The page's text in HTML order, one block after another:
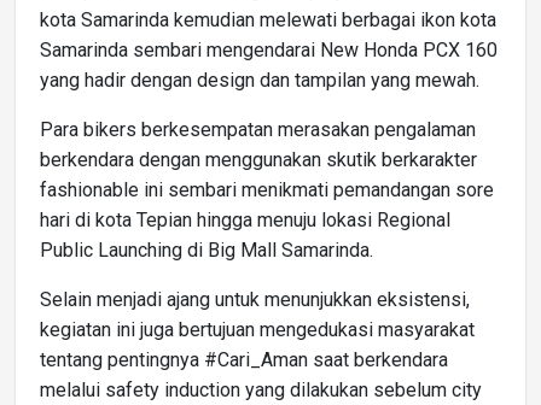
kota Samarinda kemudian melewati berbagai ikon kota
Samarinda sembari mengendarai New Honda PCX 160
yang hadir dengan design dan tampilan yang mewah.
Para bikers berkesempatan merasakan pengalaman
berkendara dengan menggunakan skutik berkarakter
fashionable ini sembari menikmati pemandangan sore
hari di kota Tepian hingga menuju lokasi Regional
Public Launching di Big Mall Samarinda.
Selain menjadi ajang untuk menunjukkan eksistensi,
kegiatan ini juga bertujuan mengedukasi masyarakat
tentang pentingnya #Cari_Aman saat berkendara
melalui safety induction yang dilakukan sebelum city